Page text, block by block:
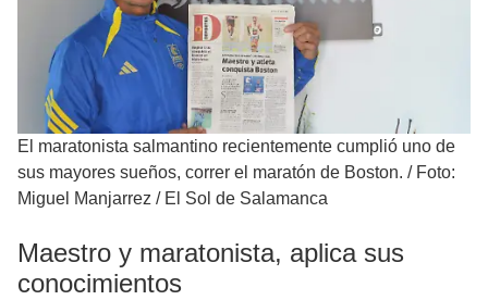
El maratonista salmantino recientemente cumplió uno de
sus mayores sueños, correr el maratón de Boston. / Foto:
Miguel Manjarrez / El Sol de Salamanca
Maestro y maratonista, aplica sus
conocimientos